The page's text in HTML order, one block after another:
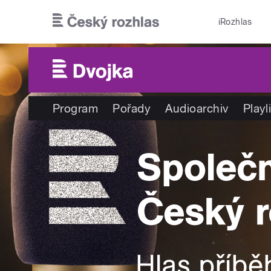
iRozhlas
Program Pořady Audioarchiv